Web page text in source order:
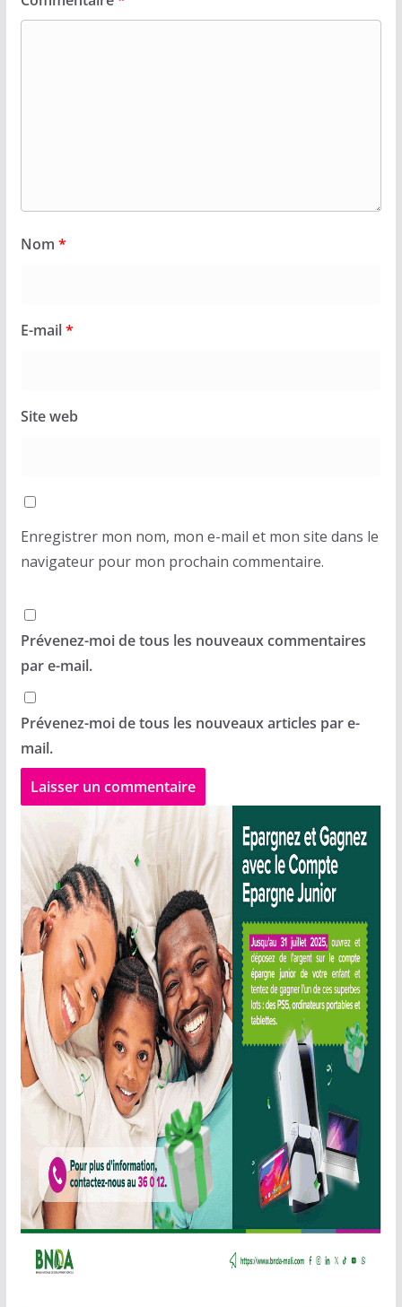
Nom *
E-mail*
Site web
Enregistrer mon nom, mon e-mail et mon site dans le
navigateur pour mon prochain commentaire.
Prévenez-moi de tous les nouveaux commentaires
par e-mail.
Prévenez-moi de tous les nouveaux articles par e-
mail.